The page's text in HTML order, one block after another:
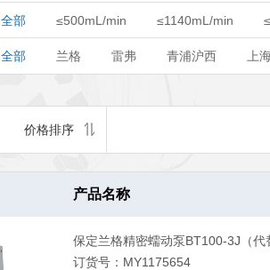
全部 ≤500mL/min ≤1140mL/min
≤11000mL/min <100mL/min
全部 兰格 雷弗 青浦沪西 上
价格排序
产品名称
保定兰格精密蠕动泵BT100-3J（代
订货号：MY1175654